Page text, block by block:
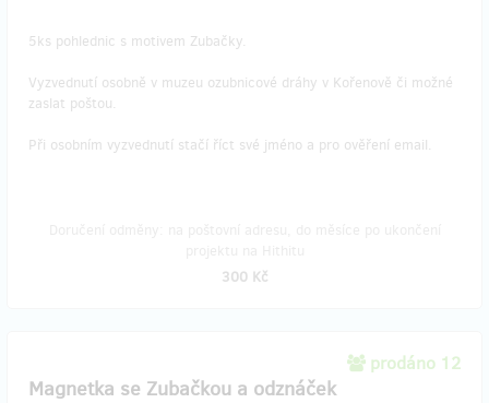
5ks pohlednic s motivem Zubačky.
Vyzvednutí osobně v muzeu ozubnicové dráhy v Kořenově či možné
zaslat poštou.
Při osobním vyzvednutí stačí říct své jméno a pro ověření email.
300 Kč
prodáno 12
Magnetka se Zubačkou a odznáček